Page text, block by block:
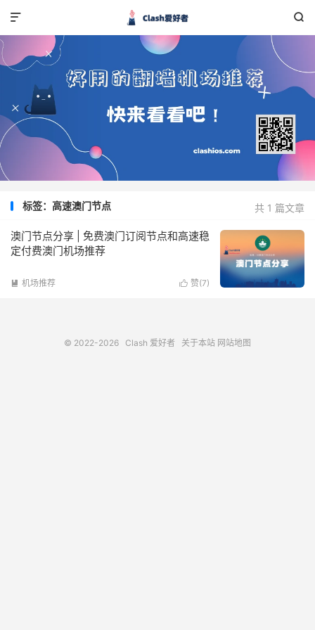


共 1 篇文章
标签：高速澳门节点
澳门节点分享 | 免费澳门订阅节点和高速稳
定付费澳门机场推荐
 赞(7)
 机场推荐
© 2022-2026 Clash 爱好者 关于本站 网站地图